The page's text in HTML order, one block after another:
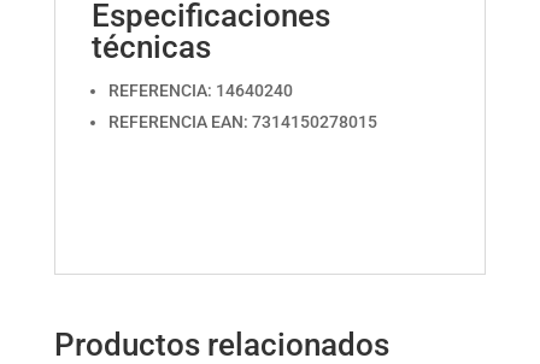
Especificaciones
técnicas
REFERENCIA: 14640240
REFERENCIA EAN: 7314150278015
Productos relacionados